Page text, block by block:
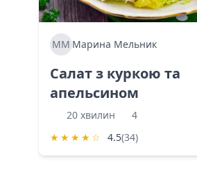
ММ Марина Мельник
Салат з куркою та
апельсином
20 хвилин
4
★ ★ ★ ★ ☆ 4.5(34)